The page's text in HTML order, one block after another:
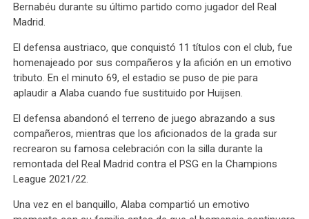
Bernabéu durante su último partido como jugador del Real
Madrid.
El defensa austriaco, que conquistó 11 títulos con el club, fue
homenajeado por sus compañeros y la afición en un emotivo
tributo. En el minuto 69, el estadio se puso de pie para
aplaudir a Alaba cuando fue sustituido por Huijsen.
El defensa abandonó el terreno de juego abrazando a sus
compañeros, mientras que los aficionados de la grada sur
recrearon su famosa celebración con la silla durante la
remontada del Real Madrid contra el PSG en la Champions
League 2021/22.
Una vez en el banquillo, Alaba compartió un emotivo